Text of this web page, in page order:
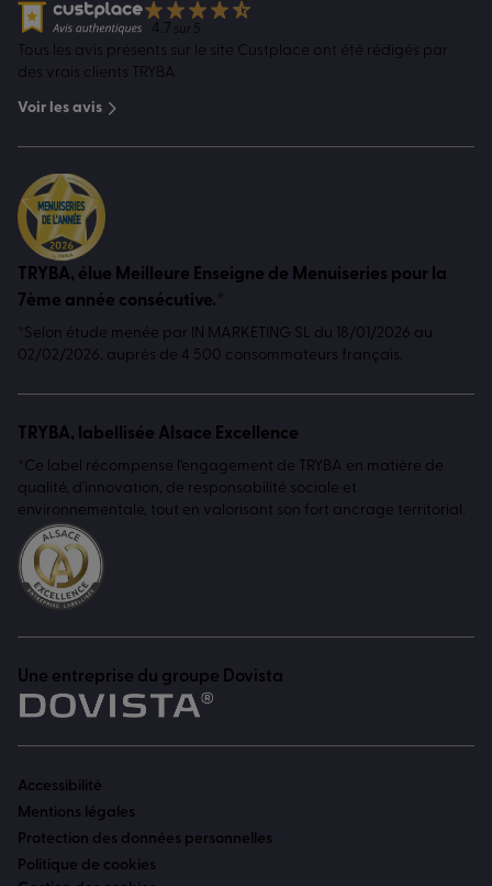
4.7 sur 5
Tous les avis présents sur le site Custplace ont été rédigés par
des vrais clients TRYBA
Voir les avis
TRYBA, élue Meilleure Enseigne de Menuiseries pour la
7ème année consécutive.*
*Selon étude menée par IN MARKETING SL du 18/01/2026 au
02/02/2026, auprès de 4 500 consommateurs français.
TRYBA, labellisée Alsace Excellence
*Ce label récompense l'engagement de TRYBA en matière de
qualité, d'innovation, de responsabilité sociale et
environnementale, tout en valorisant son fort ancrage territorial.
Une entreprise du groupe Dovista
Accessibilité
Mentions légales
Protection des données personnelles
Politique de cookies